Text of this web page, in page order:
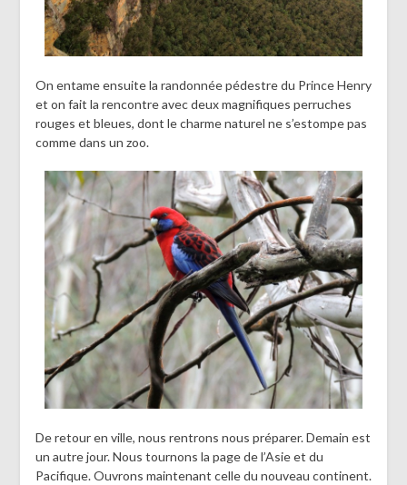
On entame ensuite la randonnée pédestre du Prince Henry
et on fait la rencontre avec deux magnifiques perruches
rouges et bleues, dont le charme naturel ne s’estompe pas
comme dans un zoo.
De retour en ville, nous rentrons nous préparer. Demain est
un autre jour. Nous tournons la page de l’Asie et du
Pacifique. Ouvrons maintenant celle du nouveau continent.